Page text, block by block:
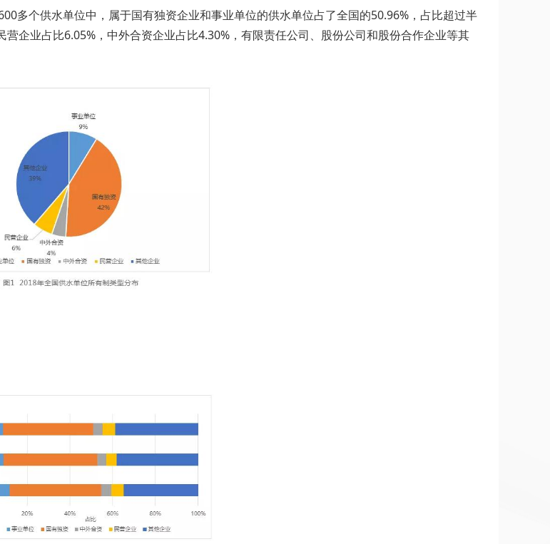
多个供水单位中，属于国有独资企业和事业单位的供水单位占了全国的50.96%，占比超过半
企业占比6.05%，中外合资企业占比4.30%，有限责任公司、股份公司和股份合作企业等其